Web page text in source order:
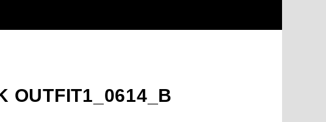
OUTFIT1_0614_B